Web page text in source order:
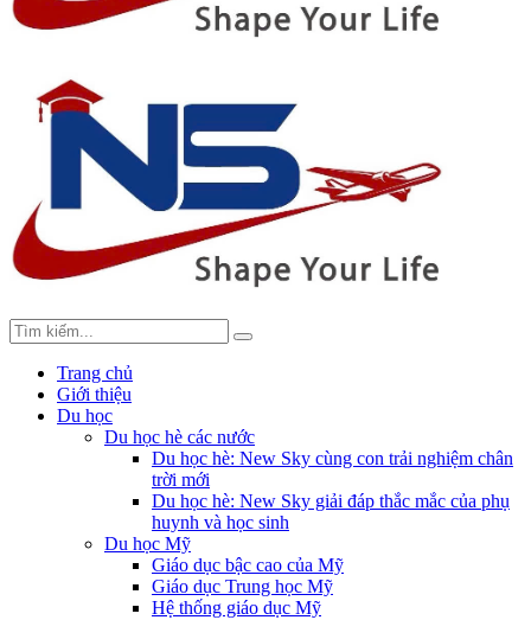
Trang chủ
Giới thiệu
Du học
Du học hè các nước
Du học hè: New Sky cùng con trải nghiệm chân
trời mới
Du học hè: New Sky giải đáp thắc mắc của phụ
huynh và học sinh
Du học Mỹ
Giáo dục bậc cao của Mỹ
Giáo dục Trung học Mỹ
Hệ thống giáo dục Mỹ